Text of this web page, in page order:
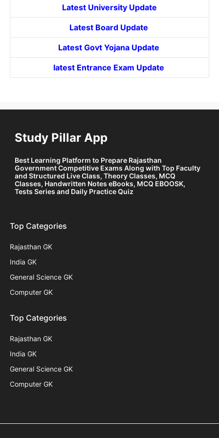
Latest University Update
Latest Board Update
Latest Govt YojanaUpdate
latest Entrance Exam Update
Study Pillar App
Best Learning Platform to Prepare Rajasthan
Government Competitive Exams Along with Top Faculty
and Structured Live Class, Theory Classes, MCQ
Classes, Handwritten Notes eBooks, MCQ EBOOSK,
Tests Series and Daily Practice Quiz
Top Categories
Rajasthan GK
India GK
General Science GK
Computer GK
Top Categories
Rajasthan GK
India GK
General Science GK
Computer GK